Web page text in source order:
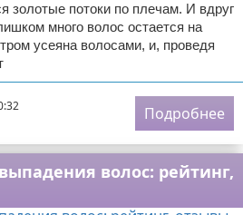
золотые потоки по плечам. И вдруг
много волос остается на
усеяна волосами, и, проведя
Подробнее
волос: рейтинг,